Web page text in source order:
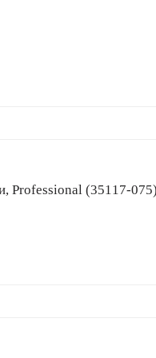
Professional (35117-